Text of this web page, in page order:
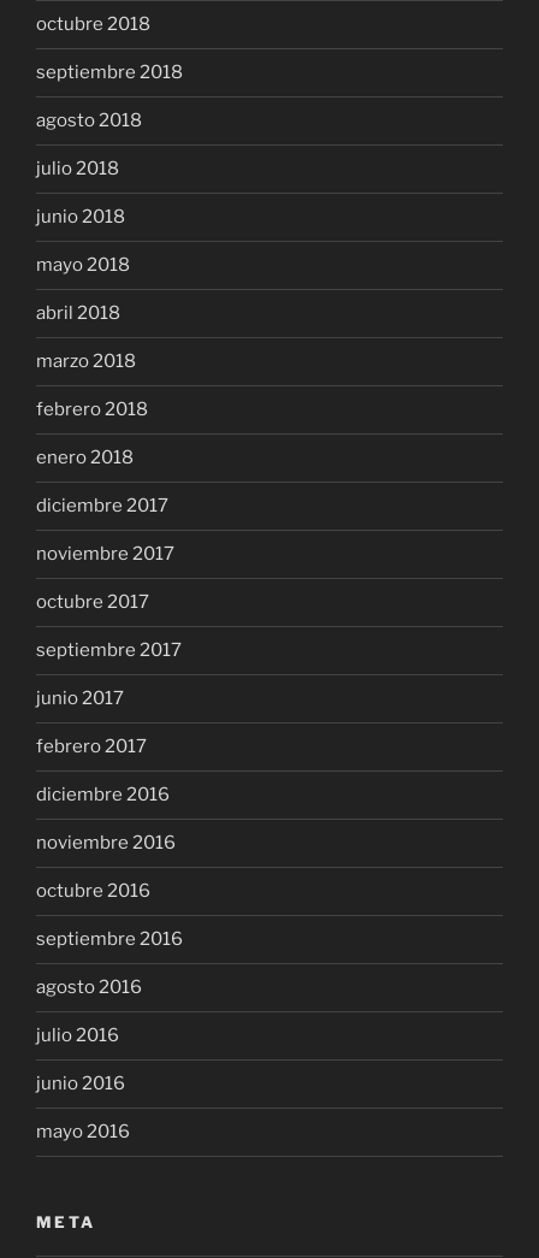
octubre 2018
septiembre 2018
agosto 2018
julio 2018
junio 2018
mayo 2018
abril 2018
marzo 2018
febrero 2018
enero 2018
diciembre 2017
noviembre 2017
octubre 2017
septiembre 2017
junio 2017
febrero 2017
diciembre 2016
noviembre 2016
octubre 2016
septiembre 2016
agosto 2016
julio 2016
junio 2016
mayo 2016
META